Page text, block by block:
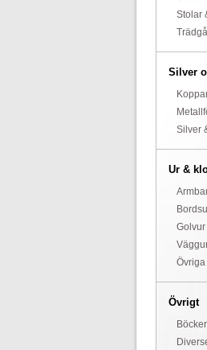
Stolar
Silver
Silver
Ur &
Golvur
Övriga
Övrigt